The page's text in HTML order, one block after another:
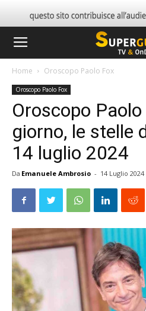
Home Oroscopo Paolo Fox
Oroscopo Paolo Fox
Oroscopo
giorno, le stelle
14 luglio 2024
Da Emanuele Ambrosio - 14 Luglio 2024